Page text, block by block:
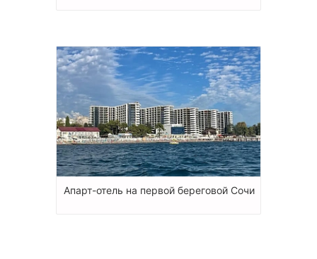
Апарт-отель на первой береговой Сочи